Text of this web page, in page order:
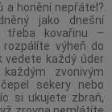
a honění nepřátel?
jako dnešní
třeba kovařinu –
výheň do
vedete každý úder
zvonivým
sekery nebo
si ukujete zbraň,